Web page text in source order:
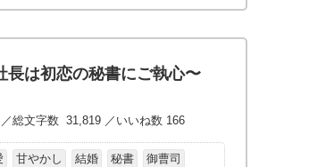
長は初恋の秘書にご執心〜
総文字数 31,819 ／いいね数 166
甘やかし 結婚 秘書 御曹司